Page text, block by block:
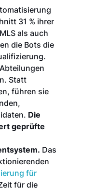
31 % ihrer
als auch
die Bots die
Statt
führen sie
Die
geprüfte
Das
für
für die